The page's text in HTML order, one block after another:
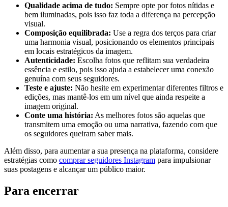
Qualidade acima‌ de tudo: Sempre opte por fotos nítidas e
bem iluminadas, pois isso faz toda a diferença na percepção​
visual.
Composição equilibrada: ⁤Use a regra dos terços para criar
uma harmonia visual, posicionando os⁣ elementos principais
em locais estratégicos da imagem.
Autenticidade: Escolha fotos que reflitam sua verdadeira
essência e estilo, pois isso ajuda a estabelecer uma conexão
genuína com ‍seus seguidores.
Teste e ajuste: Não hesite em experimentar diferentes filtros e​
edições, mas mantê-los em um ​nível que ⁣ainda respeite ⁢a⁢
imagem original.
Conte uma⁣ história: As melhores fotos‌ são aquelas que
transmitem uma⁢ emoção ou uma narrativa, fazendo com ‌que
os seguidores queiram saber mais.
Além disso, para aumentar a sua presença na plataforma,⁣ considere
estratégias como comprar seguidores Instagram para impulsionar
suas postagens e alcançar um público⁤ maior.
Para encerrar